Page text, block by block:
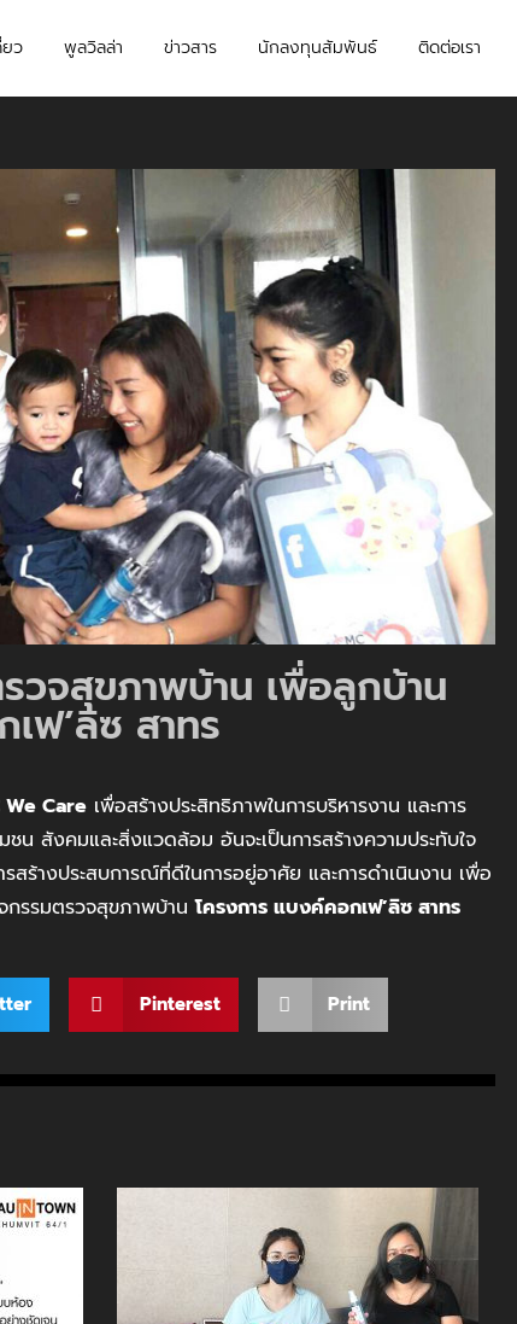
ว พูลวิลล่า ข่าวสาร นักลงทุนสัมพันธ์ ติดต่อเรา
วจสุขภาพบ้าน เพื่อลูกบ้าน
ฟ’ลิซ สาทร
We Care เพื่อสร้างประสิทธิภาพในการบริหารงาน และการ
สังคมและสิ่งแวดล้อม อันจะเป็นการสร้างความประทับใจ
รสร้างประสบการณ์ที่ดีในการอยู่อาศัย และการดำเนินงาน เพื่อ
กรรมตรวจสุขภาพบ้านโครงการ แบงค์คอกเฟ’ลิซ สาทร
Pinterest Print